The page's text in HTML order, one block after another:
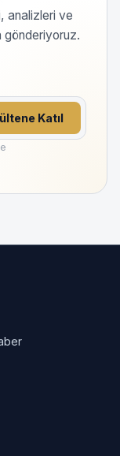
analizleri ve
gönderiyoruz.
Katıl